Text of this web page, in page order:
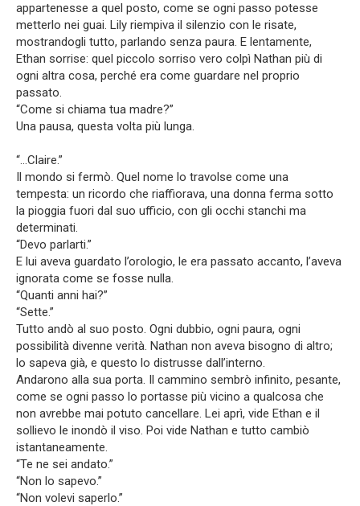
appartenesse a quel posto, come se ogni passo potesse
metterlo nei guai. Lily riempiva il silenzio con le risate,
mostrandogli tutto, parlando senza paura. E lentamente,
Ethan sorrise: quel piccolo sorriso vero colpì Nathan più di
ogni altra cosa, perché era come guardare nel proprio
passato.
“Come si chiama tua madre?”
Una pausa, questa volta più lunga.
“…Claire.”
Il mondo si fermò. Quel nome lo travolse come una
tempesta: un ricordo che riaffiorava, una donna ferma sotto
la pioggia fuori dal suo ufficio, con gli occhi stanchi ma
determinati.
“Devo parlarti.”
E lui aveva guardato l’orologio, le era passato accanto, l’aveva
ignorata come se fosse nulla.
“Quanti anni hai?”
“Sette.”
Tutto andò al suo posto. Ogni dubbio, ogni paura, ogni
possibilità divenne verità. Nathan non aveva bisogno di altro;
lo sapeva già, e questo lo distrusse dall’interno.
Andarono alla sua porta. Il cammino sembrò infinito, pesante,
come se ogni passo lo portasse più vicino a qualcosa che
non avrebbe mai potuto cancellare. Lei aprì, vide Ethan e il
sollievo le inondò il viso. Poi vide Nathan e tutto cambiò
istantaneamente.
“Te ne sei andato.”
“Non lo sapevo.”
“Non volevi saperlo.”